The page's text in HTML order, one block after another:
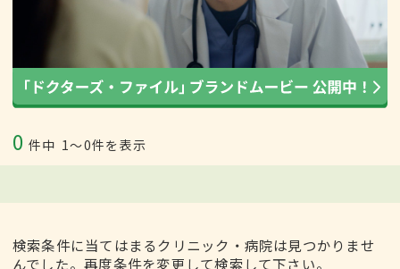
0 件中 1〜0件を表示
検索条件に当てはまるクリニック・病院は見つかりませ
んでした。再度条件を変更して検索して下さい。